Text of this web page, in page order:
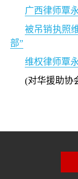
广西律师覃
被吊销执照
部”
维权律师覃
(对华援助协